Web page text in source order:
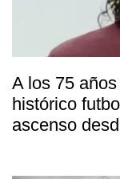
A los 75
histórico
ascenso